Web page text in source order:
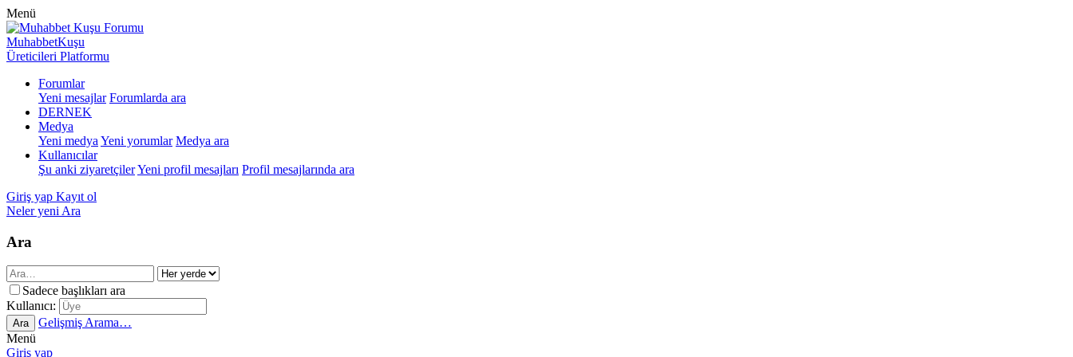
Menü
MuhabbetKuşu
Üreticileri Platformu
Forumlar
Yeni mesajlar Forumlarda ara
DERNEK
Medya
Yeni medya Yeni yorumlar Medya ara
Kullanıcılar
Şu anki ziyaretçilerYeni profil mesajları Profil mesajlarında ara
Giriş yap Kayıt ol
Neler yeni Ara
Ara
Sadece başlıkları ara
Kullanıcı:
Ara
Gelişmiş Arama…
Menü
Giriş yap